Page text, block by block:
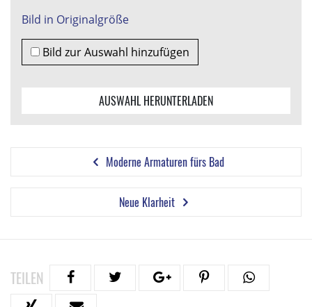
Bild in Originalgröße
Bild zur Auswahl hinzufügen
AUSWAHL HERUNTERLADEN
Moderne Armaturen fürs Bad
Neue Klarheit
TEILEN